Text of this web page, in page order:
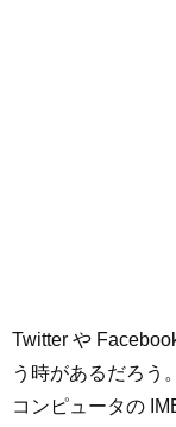
Twitter や
う時があるだろう
コンピュータの